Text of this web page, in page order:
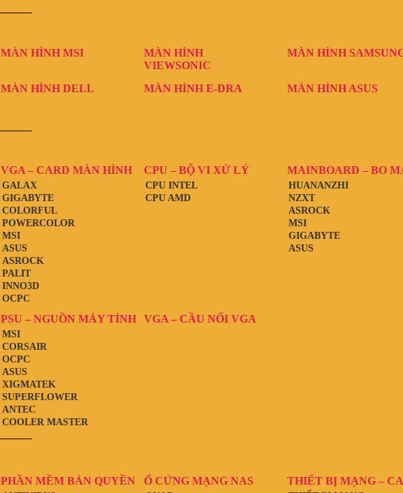
MÀN HÌNH MSI
MÀN HÌNH
VIEWSONIC
MÀN HÌNH
MÀN HÌNH DELL MÀN HÌNH E-DRA MÀN HÌNH ASUS
VGA – CARD MÀN HÌNH
OCPC
INNO3D
PALIT
ASROCK
ASUS
MSI
POWERCOLOR
COLORFUL
GIGABYTE
GALAX
CPU – BỘ VI XỬ LÝ
CPU AMD
CPU INTEL
MAINBOARD – BO
ASUS
GIGABYTE
MSI
ASROCK
NZXT
HUANANZHI
PSU – NGUỒN MÁY TÍNH
COOLER MASTER
ANTEC
SUPERFLOWER
XIGMATEK
ASUS
OCPC
CORSAIR
MSI
VGA – CẦU NỐI VGA
PHẦN MỀM BẢN QUYỀN Ổ CỨNG MẠNG NAS THIẾT BỊ MẠNG –